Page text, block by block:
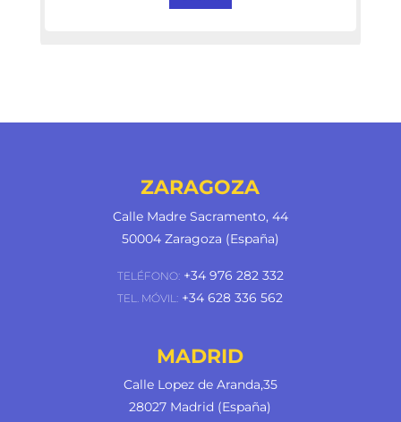
ZARAGOZA
Calle Madre Sacramento, 44
50004 Zaragoza (España)
TELÉFONO:+34 976 282 332
TEL. MÓVIL: +34 628 336 562
MADRID
Calle Lopez de Aranda,35
28027 Madrid (España)